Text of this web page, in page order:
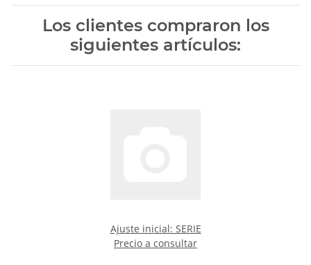
Los clientes compraron los
siguientes artículos:
Ajuste inicial: SERIE
Precio a consultar